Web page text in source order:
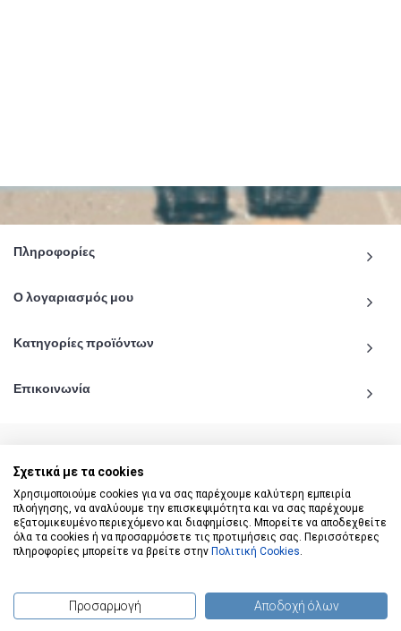
Πληροφορίες
Ο λογαριασμός μου
Κατηγορίες προϊόντων
Επικοινωνία
© 2020 - 2026 katiginetai.gr All Rights Reserved.
Σχετικά με τα cookies
Χρησιμοποιούμε cookies για να σας παρέχουμε καλύτερη εμπειρία
πλοήγησης, να αναλύουμε την επισκεψιμότητα και να σας παρέχουμε
εξατομικευμένο περιεχόμενο και διαφημίσεις. Μπορείτε να αποδεχθείτε
όλα τα cookies ή να προσαρμόσετε τις προτιμήσεις σας. Περισσότερες
πληροφορίες μπορείτε να βρείτε στην Πολιτική Cookies.
Προσαρμογή Αποδοχή όλων
(0) προϊόντα